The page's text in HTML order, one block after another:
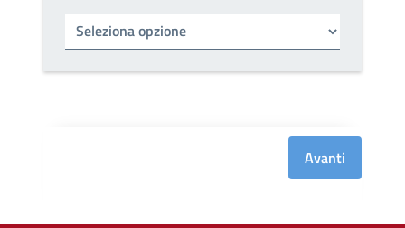
Tipo di ufficio
Avanti